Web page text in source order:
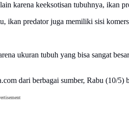
karena keeksotisan tubuhnya, ikan
ikan predator juga memiliki sisi
ukuran tubuh yang bisa sangat
dari berbagai sumber, Rabu (10/